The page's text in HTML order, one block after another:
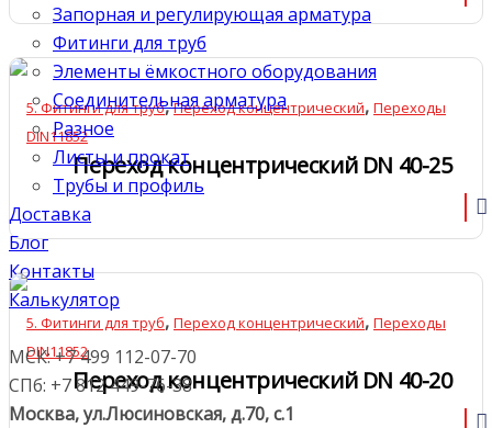
Запорная и регулирующая арматура
Фитинги для труб
Элементы ёмкостного оборудования
Соединительная арматура
Разное
Листы и прокат
Трубы и профиль
Доставка
Блог
Контакты
Калькулятор
МСК: +7 499 112-07-70
СПб: +7 812 449-76-38
Москва, ул.Люсиновская, д.70, с.1
5. Фитинги для труб,Переход концентрический, Переходы
DIN11852
Переход концентрический DN 40-25
5. Фитинги для труб, Переход концентрический, Переходы
DIN11852
Переход концентрический DN 40-20